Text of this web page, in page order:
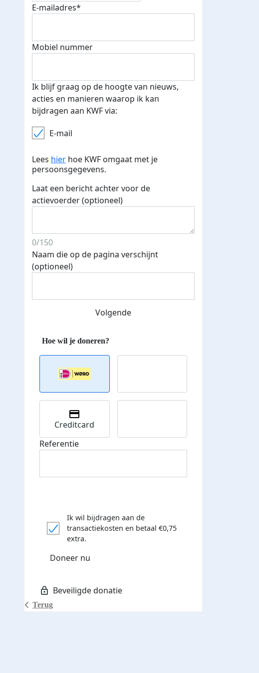
Streefbedrag verhoogd
Donateurs bedankt
E-mailadres*
Mobiel nummer
Ik blijf graag op de hoogte van nieuws,
acties en manieren waarop ik kan
bijdragen aan KWF via:
E-mail
Lees hier hoe KWF omgaat met je
persoonsgegevens.
Laat een bericht achter voor de
actievoerder (optioneel)
0/150
Naam die op de pagina verschijnt
(optioneel)
Volgende
Terug
Creditcard
Referentie
Ik wil bijdragen aan de
transactiekosten en betaal €0,75
extra.
Doneer nu